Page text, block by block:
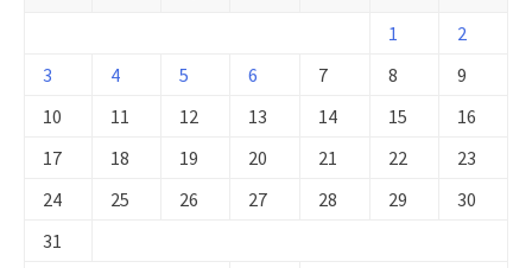
1
2
3
4 5 6 7 8
9
10
11 12 13 14 15
16
17
18 19 20 21 22
23
24
25 26 27 28 29
30
31